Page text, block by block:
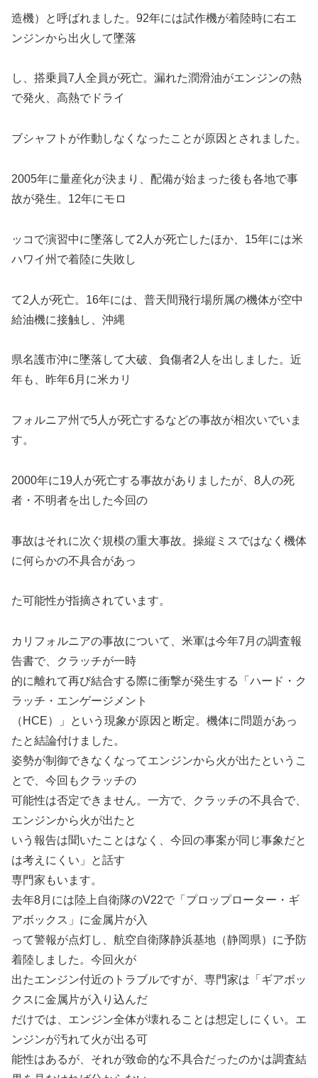
造機）と呼ばれました。92年には試作機が着陸時に右エ
ンジンから出火して墜落
し、搭乗員7人全員が死亡。漏れた潤滑油がエンジンの熱
で発火、高熱でドライ
ブシャフトが作動しなくなったことが原因とされました。
2005年に量産化が決まり、配備が始まった後も各地で事
故が発生。12年にモロ
ッコで演習中に墜落して2人が死亡したほか、15年には米
ハワイ州で着陸に失敗し
て2人が死亡。16年には、普天間飛行場所属の機体が空中
給油機に接触し、沖縄
県名護市沖に墜落して大破、負傷者2人を出しました。近
年も、昨年6月に米カリ
フォルニア州で5人が死亡するなどの事故が相次いでいま
す。
2000年に19人が死亡する事故がありましたが、8人の死
者・不明者を出した今回の
事故はそれに次ぐ規模の重大事故。操縦ミスではなく機体
に何らかの不具合があっ
た可能性が指摘されています。
カリフォルニアの事故について、米軍は今年7月の調査報
告書で、クラッチが一時
的に離れて再び結合する際に衝撃が発生する「ハード・ク
ラッチ・エンゲージメント
（HCE）」という現象が原因と断定。機体に問題があっ
たと結論付けました。
姿勢が制御できなくなってエンジンから火が出たというこ
とで、今回もクラッチの
可能性は否定できません。一方で、クラッチの不具合で、
エンジンから火が出たと
いう報告は聞いたことはなく、今回の事案が同じ事象だと
は考えにくい」と話す
専門家もいます。
去年8月には陸上自衛隊のV22で「プロップローター・ギ
アボックス」に金属片が入
って警報が点灯し、航空自衛隊静浜基地（静岡県）に予防
着陸しました。今回火が
出たエンジン付近のトラブルですが、専門家は「ギアボッ
クスに金属片が入り込んだ
だけでは、エンジン全体が壊れることは想定しにくい。エ
ンジンが汚れて火が出る可
能性はあるが、それが致命的な不具合だったのかは調査結